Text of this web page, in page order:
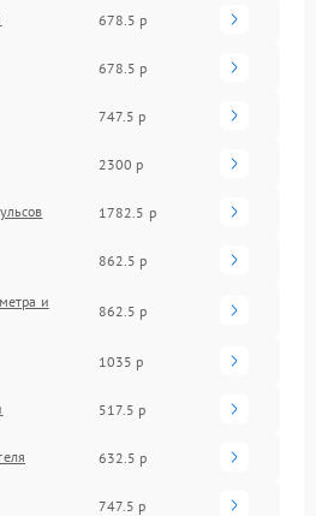
678.5 р
678.5 р
747.5 р
2300 р
1782.5 р
862.5 р
и
862.5 р
1035 р
517.5 р
632.5 р
747.5 р